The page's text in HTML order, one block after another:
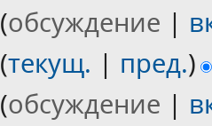
(обсуждение |
(текущ. | пред.)
(обсуждение |